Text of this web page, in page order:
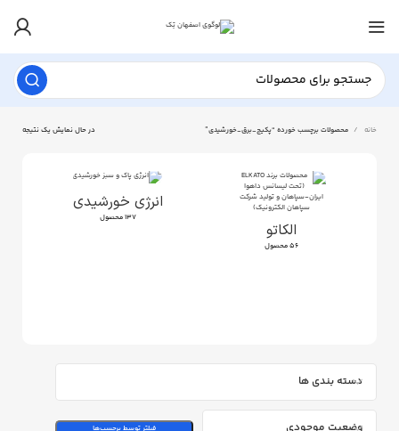
خانه محصولات برچسب خورده “پکیج_برق_خورشیدی” در حال نمایش یک نتیجه
الکاتو
56 محصول
انرژی خورشیدی
137 محصول
دسته بندی ها
وضعیت موجودی فیلتر توسط برچسب‌ها